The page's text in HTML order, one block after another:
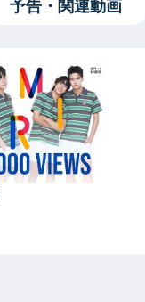
予告・関連動画